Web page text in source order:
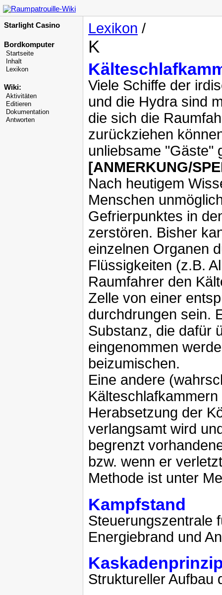
Starlight Casino
Bordkomputer
Startseite
Inhalt
Lexikon
Wiki:
Aktivitäten
Editieren
Dokumentation
Antworten
Lexikon /
K
Viele Schiffe der
und die Hydra sind
die sich die
zurückziehen
unliebsame "Gäste"
[ANMERKUNG/
Nach heutigem
Menschen
Gefrierpunktes in
zerstören. Bisher
einzelnen Organen
Flüssigkeiten (z.B.
Raumfahrer den
Zelle von einer
durchdrungen sein.
Substanz, die dafür
eingenommen
beizumischen.
Eine andere
Herabsetzung der
verlangsamt wird
begrenzt
bzw. wenn er
Methode ist unter
Kampfstand
Steuerungszentrale
Energiebrand und
Struktureller Aufbau